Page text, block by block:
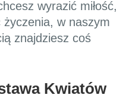
wyrazić miłość,
życzenia, w naszym
znajdziesz coś
Kwiatów